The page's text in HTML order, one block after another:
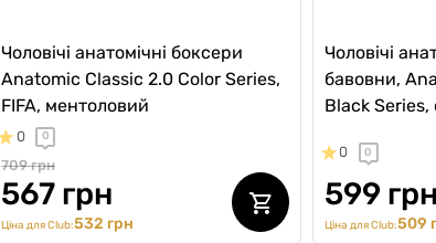
Чоловічі анатомічні боксери
Anatomic Classic 2.0 Color Series,
FIFA, ментоловий
0 0
709 грн
567 грн
Ціна для Club:532 грн
Чоловічі
бавовни,
Black Series,
0 0
599 грн
Ціна для Club:509